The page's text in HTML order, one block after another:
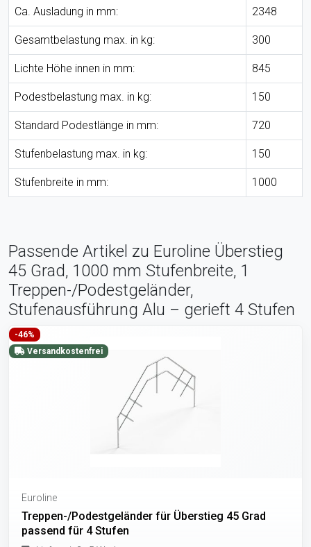
Ca. Ausladung in mm: 2348
Gesamtbelastung max. in kg: 300
Lichte Höhe innen in mm: 845
Podestbelastung max. in kg: 150
Standard Podestlänge in mm: 720
Stufenbelastung max. in kg: 150
Stufenbreite in mm: 1000
Passende Artikel zu Euroline Überstieg
45 Grad, 1000 mm Stufenbreite, 1
Treppen-/Podestgeländer,
Stufenausführung Alu – gerieft 4 Stufen
-46%
Versandkostenfrei
Euroline
Treppen-/Podestgeländer für Überstieg 45 Grad
passend für 4 Stufen